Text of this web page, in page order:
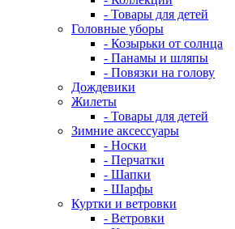
- Товары для детей
Головные уборы
- Козырьки от солнца
- Панамы и шляпы
- Повязки на голову
Дождевики
Жилеты
- Товары для детей
Зимние аксессуары
- Носки
- Перчатки
- Шапки
- Шарфы
Куртки и ветровки
- Ветровки